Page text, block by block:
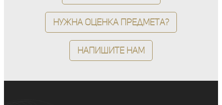
Нужна оценка предмета?
Напишите нам